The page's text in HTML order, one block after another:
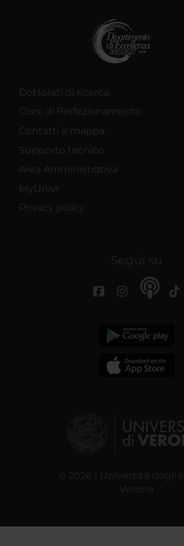
Dottorati di ricerca
Corsi di Perfezionamento
Contatti e mappa
Supporto tecnico
Area Amministrativa
MyUnivr
Privacy policy
Segui su
© 2026 | Università degli
Verona